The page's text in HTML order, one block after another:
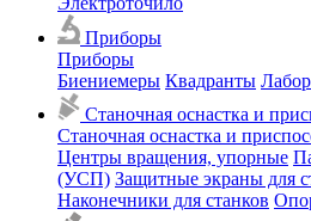
Приборы
Приборы
Биениемеры Квадранты
Станочная оснастка и
Станочная оснастка и
Центры вращения, упорные
(УСП) Защитные экраны для
Наконечники для станков